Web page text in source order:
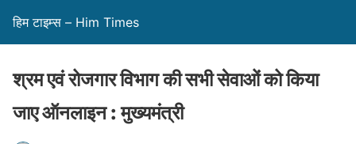
हिम टाइम्स – Him Times
श्रम एवं रोजगार विभाग की सभी सेवाओं को किया
जाए ऑनलाइन : मुख्यमंत्री